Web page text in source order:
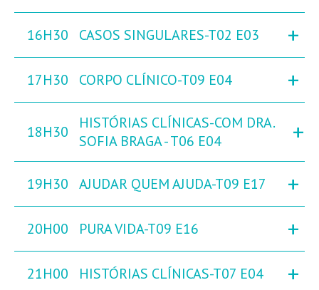
16H30 CASOS SINGULARES-T02 E03 +
17H30 CORPO CLÍNICO-T09 E04 +
18H30
HISTÓRIAS CLÍNICAS-COM DRA.
SOFIA BRAGA - T06 E04
+
19H30 AJUDAR QUEM AJUDA-T09 E17 +
20H00 PURA VIDA-T09 E16 +
21H00 HISTÓRIAS CLÍNICAS-T07 E04 +